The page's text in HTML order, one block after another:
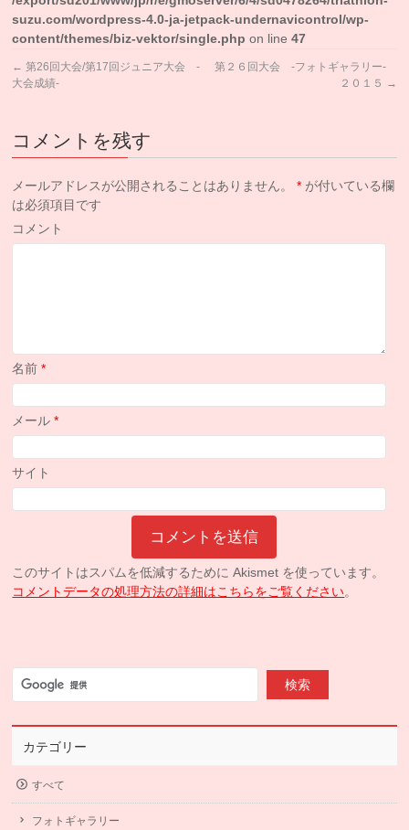
suzu.com/wordpress-4.0-ja-jetpack-undernavicontrol/wp-
content/themes/biz-vektor/single.php on line47
← 第26回大会/第17回ジュニア大会 -
大会成績-
第２６回大会 -フォトギャラリー-
２０１５ →
コメントを残す
メールアドレスが公開されることはありません。 * が付いている欄
は必須項目です
コメント
名前*
メール*
サイト
このサイトはスパムを低減するために Akismet を使っています。
コメントデータの処理方法の詳細はこちらをご覧ください。
カテゴリー
すべて
フォトギャラリー